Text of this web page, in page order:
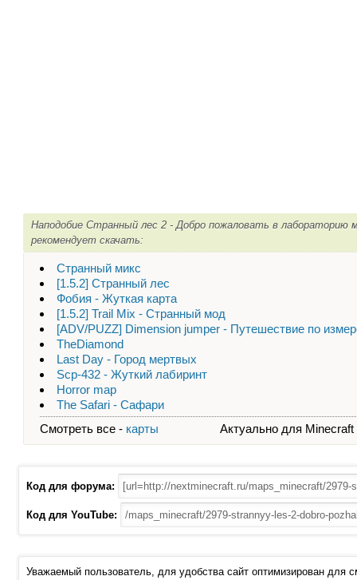
Наподобие Странный лес 2 - Добро пожаловать в лабораторию
рекомендует скачать:
Странный микс
[1.5.2] Странный лес
Фобия - Жуткая карта
[1.5.2] Trail Mix - Странный мод
[ADV/PUZZ] Dimension jumper - Путешествие по
TheDiamond
Last Day - Город мертвых
Scp-432 - Жуткий лабиринт
Horror map
The Safari - Сафари
Смотреть все - карты Актуально для
Код для форума:
Код для YouTube:
Уважаемый пользователь, для удобства сайт оптимизирован для